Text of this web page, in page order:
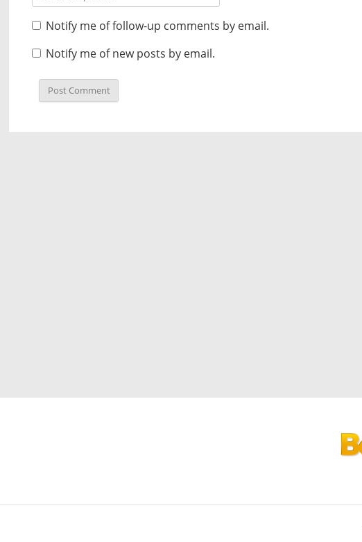
Notify me of follow-up comments by email.
Notify me of new posts by email.